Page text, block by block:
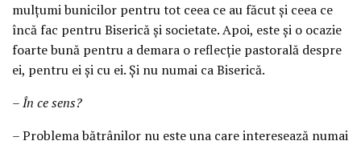
mulțumi bunicilor pentru tot ceea ce au făcut și ceea ce
încă fac pentru Biserică și societate. Apoi, este și o ocazie
foarte bună pentru a demara o reflecție pastorală despre
ei, pentru ei și cu ei. Și nu numai ca Biserică.
– În ce sens?
– Problema bătrânilor nu este una care interesează numai